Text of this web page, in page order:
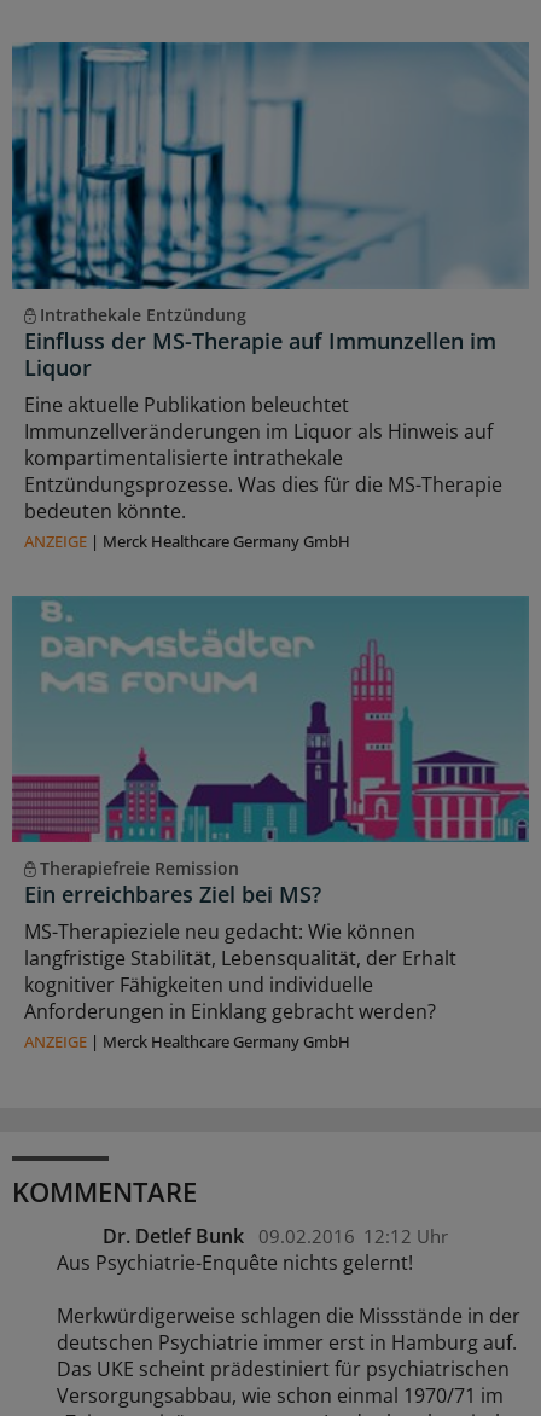
Intrathekale Entzündung
Einfluss der MS-Therapie auf Immunzellen im
Liquor
Eine aktuelle Publikation beleuchtet
Immunzellveränderungen im Liquor als Hinweis auf
kompartimentalisierte intrathekale
Entzündungsprozesse. Was dies für die MS-Therapie
bedeuten könnte.
ANZEIGE | Merck Healthcare Germany GmbH
Therapiefreie Remission
Ein erreichbares Ziel bei MS?
MS-Therapieziele neu gedacht: Wie können
langfristige Stabilität, Lebensqualität, der Erhalt
kognitiver Fähigkeiten und individuelle
Anforderungen in Einklang gebracht werden?
ANZEIGE | Merck Healthcare Germany GmbH
KOMMENTARE
Dr. Detlef Bunk 09.02.2016 12:12 Uhr
Aus Psychiatrie-Enquête nichts gelernt!
Merkwürdigerweise schlagen die Missstände in der
deutschen Psychiatrie immer erst in Hamburg auf.
Das UKE scheint prädestiniert für psychiatrischen
Versorgungsabbau, wie schon einmal 1970/71 im